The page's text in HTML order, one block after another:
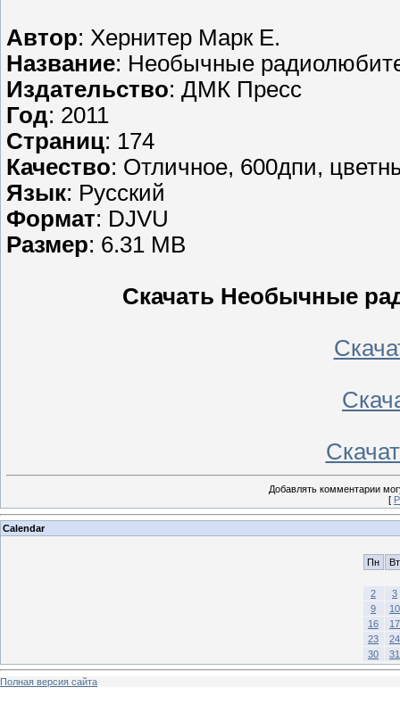
Автор: Хернитер Марк Е.
Название: Необычные
Издательство: ДМК Пресс
Год: 2011
Страниц: 174
Качество: Отличное, 600дпи,
Язык: Русский
Формат: DJVU
Размер: 6.31 MB
Скачать Необычные
Добавлять комментарии
[
Calendar
Пн Вт
2
3
9
10
16
17
23
24
30
31
Полная версия сайта